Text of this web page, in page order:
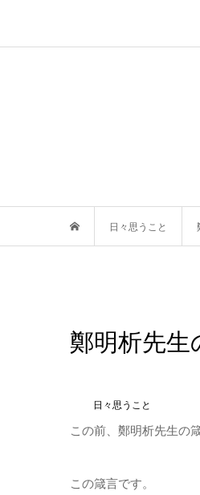
日々思うこと
鄭明析先
日々思うこと
この前、鄭明析先生の
この箴言です。